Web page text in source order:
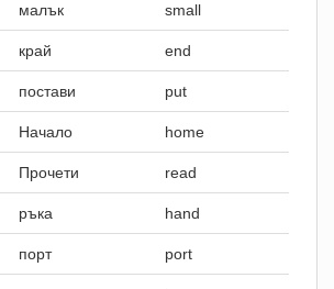
малък small
край end
постави put
Начало home
Прочети read
ръка hand
порт port